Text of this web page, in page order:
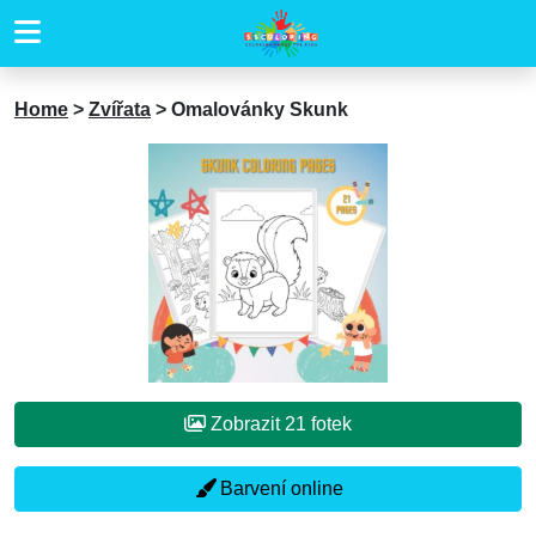
Home > Zvířata > Omalovánky Skunk
Zobrazit 21 fotek
Barvení online